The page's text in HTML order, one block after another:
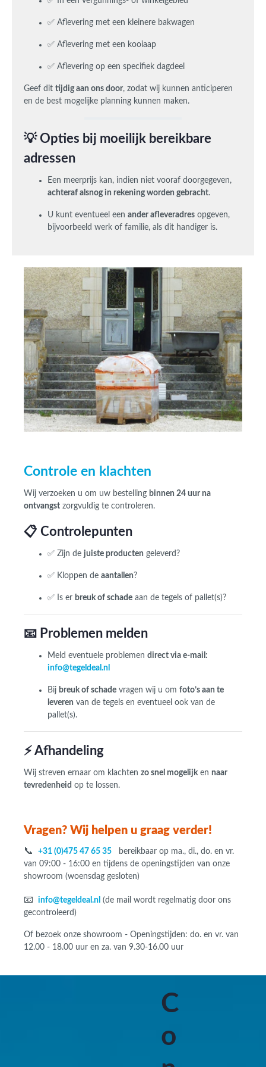
✅ Aflevering met een kleinere bakwagen
✅ Aflevering met een kooiaap
✅ Aflevering op een specifiek dagdeel
Geef dit tijdig aan ons door, zodat wij kunnen anticiperen
en de best mogelijke planning kunnen maken.
💡 Opties bij moeilijk bereikbare
adressen
Een meerprijs kan, indien niet vooraf doorgegeven,
achteraf alsnog in rekening worden gebracht.
U kunt eventueel een ander afleveradres opgeven,
bijvoorbeeld werk of familie, als dit handiger is.
Controle en klachten
Wij verzoeken u om uw bestelling binnen 24 uur na
ontvangst zorgvuldig te controleren.
📋 Controlepunten
✅ Zijn de juiste producten geleverd?
✅ Kloppen de aantallen ?
✅ Is er breuk of schade aan de tegels of pallet(s)?
📧 Problemen melden
Meld eventuele problemen direct via e-mail:
info@tegeldeal.nl
Bij breuk of schade vragen wij u om foto’s aan te
leveren van de tegels en eventueel ook van de
pallet(s).
⚡ Afhandeling
Wij streven ernaar om klachten zo snel mogelijken naar
tevredenheid op te lossen.
Vragen? Wij helpen u graag verder!
📞 +31 (0)475 47 65 35 bereikbaar op ma., di., do. en vr.
van 09:00 - 16:00 en tijdens de openingstijden van onze
showroom (woensdag gesloten)
📧 info@tegeldeal.nl (de mail wordt regelmatig door ons
gecontroleerd)
Of bezoek onze showroom - Openingstijden: do. en vr. van
12.00 - 18.00 uur en za. van 9.30-16.00 uur
C
o